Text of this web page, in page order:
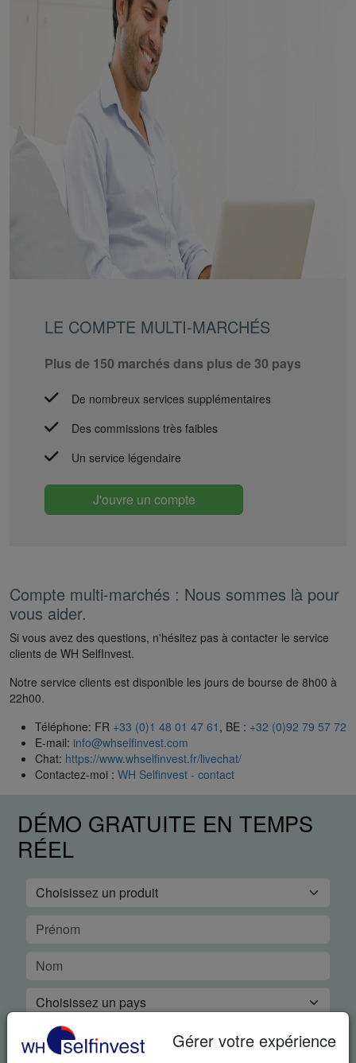
LE COMPTE MULTI-MARCHÉS
Plus de 150 marchés dans plus de 30 pays
De nombreux services supplémentaires
Des commissions très faibles
Un service légendaire
J'ouvre un compte
Compte multi-marchés : Nous sommes là pour
vous aider.
Si vous avez des questions, n'hésitez pas à contacter le service
clients de WH SelfInvest.
Notre service clients est disponible les jours de bourse de 8h00 à
22h00.
Téléphone: FR +33 (0)1 48 01 47 61 , BE : +32 (0)92 79 57 72
E-mail: info@whselfinvest.com
Chat: https://www.whselfinvest.fr/livechat/
Contactez-moi : WH Selfinvest - contact
Gérer votre expérience
DÉMO GRATUITE EN TEMPS
RÉEL